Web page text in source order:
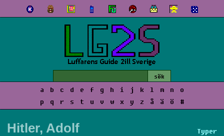
a b c d e f g h i j k l m n
o
p
q r s t u v w x y z å ä ö #
Typer
Hitler, Adolf